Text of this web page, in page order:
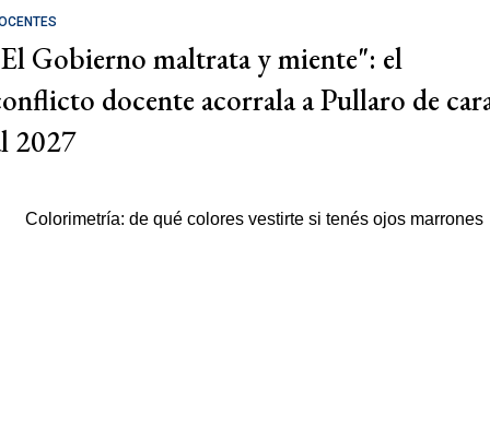
Gobierno maltrata y miente": el
docente acorrala a Pullaro de
2027